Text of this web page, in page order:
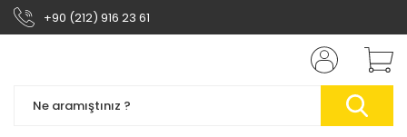
+90 (212) 916 23 61